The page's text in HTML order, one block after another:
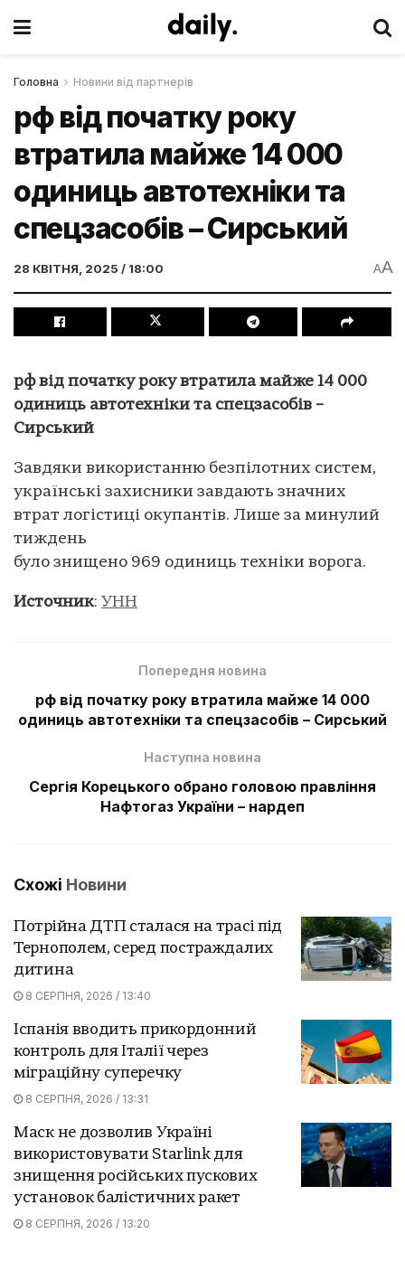
Головна Новини від партнерів
рф від початку року
втратила майже 14 000
одиниць автотехніки та
спецзасобів – Сирський
28 КВІТНЯ, 2025 / 18:00 AA
рф від початку року втратила майже 14 000
одиниць автотехніки та спецзасобів –
Сирський
Завдяки використанню безпілотних систем,
українські захисники завдають значних
втрат логістиці окупантів. Лише за минулий
тиждень
було знищено 969 одиниць техніки ворога.
Источник: УНН
Попередня новина
рф від початку року втратила майже 14 000
одиниць автотехніки та спецзасобів – Сирський
Наступна новина
Сергія Корецького обрано головою правління
Нафтогаз України – нардеп
Схожі Новини
Потрійна ДТП сталася на трасі під
Тернополем, серед постраждалих
дитина
8 СЕРПНЯ, 2026 / 13:40
Іспанія вводить прикордонний
контроль для Італії через
міграційну суперечку
8 СЕРПНЯ, 2026 / 13:31
Маск не дозволив Україні
використовувати Starlink для
знищення російських пускових
установок балістичних ракет
8 СЕРПНЯ, 2026 / 13:20